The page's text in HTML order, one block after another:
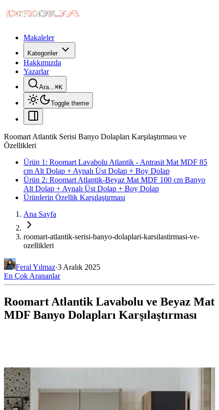
Makaleler
Kategoriler
Hakkımızda
Yazarlar
Ara...⌘K
Toggle theme
Roomart Atlantik Serisi Banyo Dolapları Karşılaştırması ve
Özellikleri
Ürün 1: Roomart Lavabolu Atlantik - Antrasit Mat MDF 85
cm Alt Dolap + Aynalı Üst Dolap + Boy Dolap
Ürün 2: Roomart Atlantik-Beyaz Mat MDF 100 cm Banyo
Alt Dolap + Aynalı Üst Dolap + Boy Dolap
Ürünlerin Özellik Karşılaştırması
Ana Sayfa
roomart-atlantik-serisi-banyo-dolaplari-karsilastirmasi-ve-
ozellikleri
Feral Yılmaz·3 Aralık 2025
En Çok Arananlar
Roomart Atlantik Lavabolu ve Beyaz Mat
MDF Banyo Dolapları Karşılaştırması